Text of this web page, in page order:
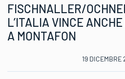
FISCHNALLER/
L’ITALIA VINCE
A MONTAFON
19 DICEMBRE